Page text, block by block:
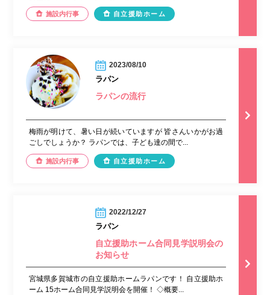
施設内行事 自立援助ホーム
2023/08/10
ラパン
ラパンの流行
梅雨が明けて、暑い日が続いていますが 皆さんいかがお過
ごしでしょうか？ ラパンでは、子ども達の間で...
施設内行事 自立援助ホーム
2022/12/27
ラパン
自立援助ホーム合同見学説明会の
お知らせ
宮城県多賀城市の自立援助ホームラパンです！ 自立援助ホ
ーム 15ホーム合同見学説明会を開催！ ◇概要...